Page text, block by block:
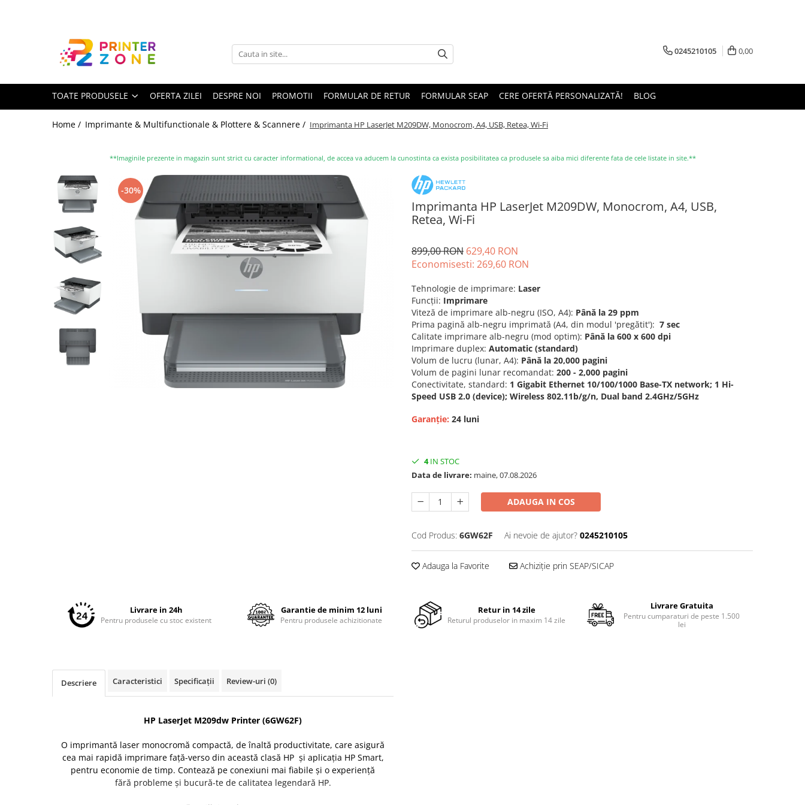
Toate Produsele
Imprimante cu jet
Imprimante termice
Imprimante matriciale
Accesorii imprimante
Accesorii multifunctionale
Consumabile imprimanta
Capete imprimare
Laptopuri / notebookuri
Laptop-uri 2 in 1
Accesorii laptop
Accesorii Printing
0245210105 0,00
TOATE PRODUSELE OFERTA ZILEI DESPRE NOI PROMOTII FORMULAR DE RETUR FORMULAR SEAP CERE OFERTĂ PERSONALIZATĂ! BLOG
Home / Imprimante & Multifunctionale & Plottere & Scannere / Imprimanta HP LaserJet M209DW, Monocrom, A4, USB, Retea, Wi-Fi
**Imaginile prezente in magazin sunt strict cu caracter informational, de accea va aducem la cunostinta ca exista posibilitatea ca produsele sa aiba mici diferente fata de cele listate in site.**
Imprimanta HP LaserJet M209DW, Monocrom, A4, USB,
Retea, Wi-Fi
-30%
899,00 RON 629,40 RON
Economisesti: 269,60 RON
Tehnologie de imprimare: Laser
Funcţii: Imprimare
Viteză de imprimare alb-negru (ISO, A4): Până la 29 ppm
Prima pagină alb-negru imprimată (A4, din modul 'pregătit'): 7 sec
Calitate imprimare alb-negru (mod optim): Până la 600 x 600 dpi
Imprimare duplex: Automatic (standard)
Volum de lucru (lunar, A4): Până la 20,000 pagini
Volum de pagini lunar recomandat: 200 - 2,000 pagini
Conectivitate, standard: 1 Gigabit Ethernet 10/100/1000 Base-TX network; 1 Hi-
Speed USB 2.0 (device); Wireless 802.11b/g/n, Dual band 2.4GHz/5GHz
Garanție: 24 luni
4IN STOC
Data de livrare: maine, 07.08.2026
ADAUGA IN COS
Cod Produs: 6GW62F Ai nevoie de ajutor? 0245210105
Adauga la Favorite Achiziție prin SEAP/SICAP
Livrare in 24h
Pentru produsele cu stoc existent
Garantie de minim 12 luni
Pentru produsele achizitionate
Retur in 14 zile
Returul produselor in maxim 14 zile
Livrare Gratuita
Pentru cumparaturi de peste 1.500
lei
Descriere Caracteristici Specificații Review-uri (0)
HP LaserJet M209dw Printer (6GW62F)
O imprimantă laser monocromă compactă, de înaltă productivitate, care asigură
cea mai rapidă imprimare faţă-verso din această clasă HP şi aplicaţia HP Smart,
pentru economie de timp. Contează pe conexiuni mai fiabile şi o experienţă
fără probleme şi bucură-te de calitatea legendară HP.